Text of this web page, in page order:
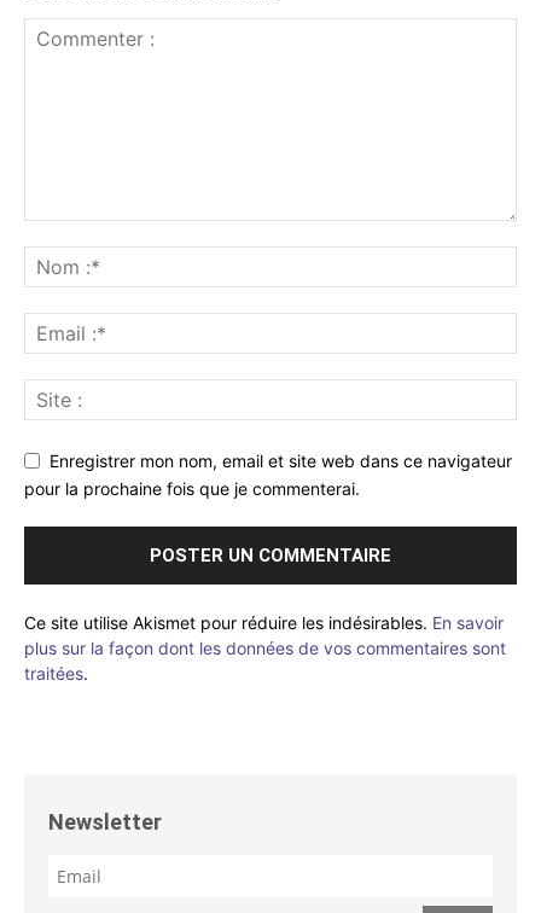
Enregistrer mon nom, email et site web dans ce navigateur
pour la prochaine fois que je commenterai.
Ce site utilise Akismet pour réduire les indésirables. En savoir
plus sur la façon dont les données de vos commentaires sont
traitées.
Newsletter